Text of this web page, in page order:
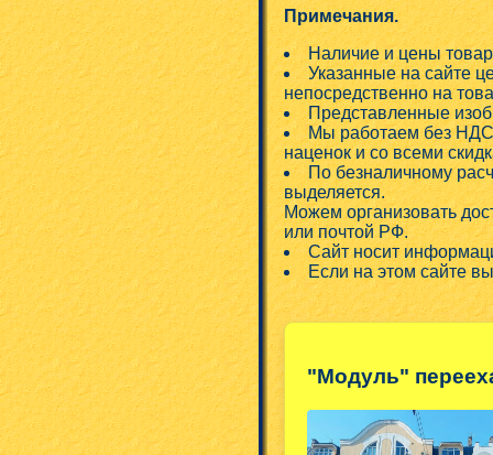
Примечания.
Наличие и цены
Указанные на сайте
непосредственно на
Представленные
Мы работаем без
наценок и со всеми
По безналичному
выделяется.
Можем организовать
или почтой РФ.
Сайт носит
Если на этом сайте
"Модуль"